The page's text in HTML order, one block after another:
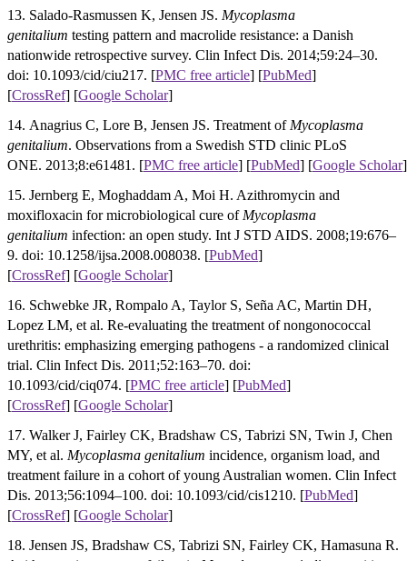
13. Salado-Rasmussen K, Jensen JS. Mycoplasma
genitalium testing pattern and macrolide resistance: a Danish
nationwide retrospective survey. Clin Infect Dis. 2014;59:24–30.
doi: 10.1093/cid/ciu217. [PMC free article] [PubMed]
[CrossRef] [Google Scholar]
14. Anagrius C, Lore B, Jensen JS. Treatment of Mycoplasma
genitalium. Observations from a Swedish STD clinic PLoS
ONE. 2013;8:e61481. [PMC free article] [PubMed] [Google Scholar]
15. Jernberg E, Moghaddam A, Moi H. Azithromycin and
moxifloxacin for microbiological cure of Mycoplasma
genitalium infection: an open study. Int J STD AIDS. 2008;19:676–
9. doi: 10.1258/ijsa.2008.008038. [PubMed]
[CrossRef] [Google Scholar]
16. Schwebke JR, Rompalo A, Taylor S, Seña AC, Martin DH,
Lopez LM, et al. Re-evaluating the treatment of nongonococcal
urethritis: emphasizing emerging pathogens - a randomized clinical
trial. Clin Infect Dis. 2011;52:163–70. doi:
10.1093/cid/ciq074. [PMC free article] [PubMed]
[CrossRef] [Google Scholar]
17. Walker J, Fairley CK, Bradshaw CS, Tabrizi SN, Twin J, Chen
MY, et al. Mycoplasma genitalium incidence, organism load, and
treatment failure in a cohort of young Australian women. Clin Infect
Dis. 2013;56:1094–100. doi: 10.1093/cid/cis1210. [PubMed]
[CrossRef] [Google Scholar]
18. Jensen JS, Bradshaw CS, Tabrizi SN, Fairley CK, Hamasuna R.